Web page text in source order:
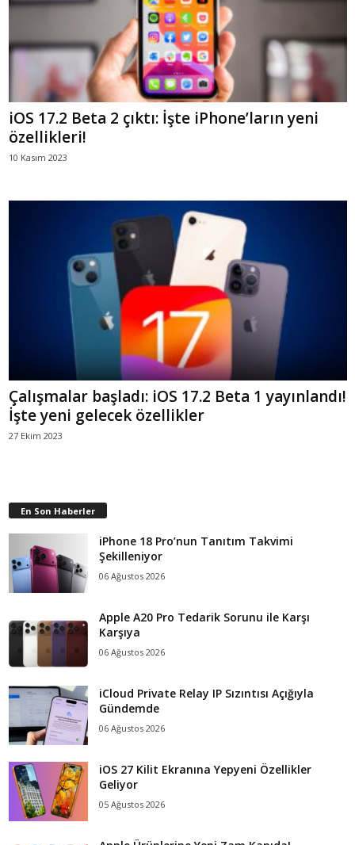
iOS 17.2 Beta 2 çıktı: İşte iPhone’ların yeni
özellikleri!
10 Kasım 2023
Çalışmalar başladı: iOS 17.2 Beta 1 yayınlandı!
İşte yeni gelecek özellikler
27 Ekim 2023
En Son Haberler
iPhone 18 Pro’nun Tanıtım Takvimi
Şekilleniyor
06 Ağustos 2026
Apple A20 Pro Tedarik Sorunu ile Karşı
Karşıya
06 Ağustos 2026
iCloud Private Relay IP Sızıntısı Açığıyla
Gündemde
06 Ağustos 2026
iOS 27 Kilit Ekranına Yepyeni Özellikler
Geliyor
05 Ağustos 2026